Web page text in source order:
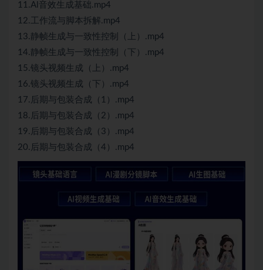
11.Al音效生成基础.mp4
12.工作流与脚本拆解.mp4
13.静帧生成与一致性控制（上）.mp4
14.静帧生成与一致性控制（下）.mp4
15.镜头视频生成（上）.mp4
16.镜头视频生成（下）.mp4
17.后期与包装合成（1）.mp4
18.后期与包装合成（2）.mp4
19.后期与包装合成（3）.mp4
20.后期与包装合成（4）.mp4